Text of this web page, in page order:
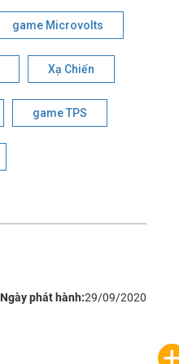
game Microvolts
Xạ Chiến
game TPS
Ngày phát hành:29/09/2020